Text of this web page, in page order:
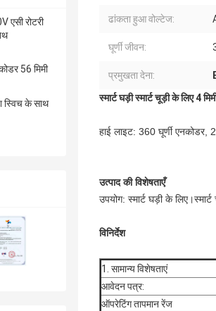
एसी रोटरी
56 मिमी
स्विच के साथ
ढांकता हुआ वोल्टेज:
घूर्णी जीवन:
प्रमुखता देना:
स्मार्ट घड़ी स्मार्ट चूड़ी के लिए 4
हाई लाइट: 360 घूर्णी एनकोडर,
उत्पाद की विशेषताएँ
उपयोग: स्मार्ट घड़ी के
विनिर्देश
1. सामान्य विशेषताएं
आवेदन पत्र:
ऑपरेटिंग तापमान रेंज